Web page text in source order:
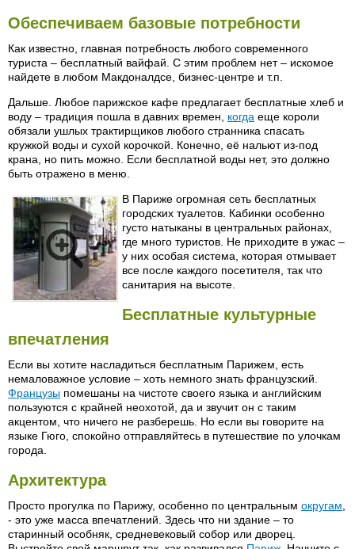
Обеспечиваем базовые потребности
Как известно, главная потребность любого современного
туриста – бесплатный вайфай. С этим проблем нет – искомое
найдете в любом Макдоналдсе, бизнес-центре и т.п.
Дальше. Любое парижское кафе предлагает бесплатные хлеб и
воду – традиция пошла в давних времен, когда еще короли
обязали ушлых трактирщиков любого странника спасать
кружкой воды и сухой корочкой. Конечно, её нальют из-под
крана, но пить можно. Если бесплатной воды нет, это должно
быть отражено в меню.
В Париже огромная сеть бесплатных
городских туалетов. Кабинки особенно
густо натыканы в центральных районах,
где много туристов. Не приходите в ужас –
у них особая система, которая отмывает
все после каждого посетителя, так что
санитария на высоте.
Бесплатные культурные
впечатления
Если вы хотите насладиться бесплатным Парижем, есть
немаловажное условие – хоть немного знать французский.
Французы помешаны на чистоте своего языка и английским
пользуются с крайней неохотой, да и звучит он с таким
акцентом, что ничего не разберешь. Но если вы говорите на
языке Гюго, спокойно отправляйтесь в путешествие по улочкам
города.
Архитектура
Просто прогулка по Парижу, особенно по центральным округам
- это уже масса впечатлений. Здесь что ни здание – то
старинный особняк, средневековый собор или дворец.